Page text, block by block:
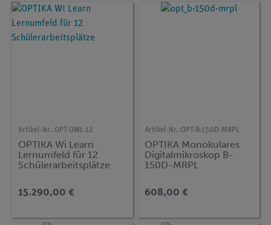
Artikel-Nr.:OPT-OWL-12
OPTIKA Wi Learn
Lernumfeld für 12
Schülerarbeitsplätze
15.290,00 €
Artikel-Nr.:OPT-B-150D-MRPL
OPTIKA Monokulares
Digitalmikroskop B-
150D-MRPL
608,00 €